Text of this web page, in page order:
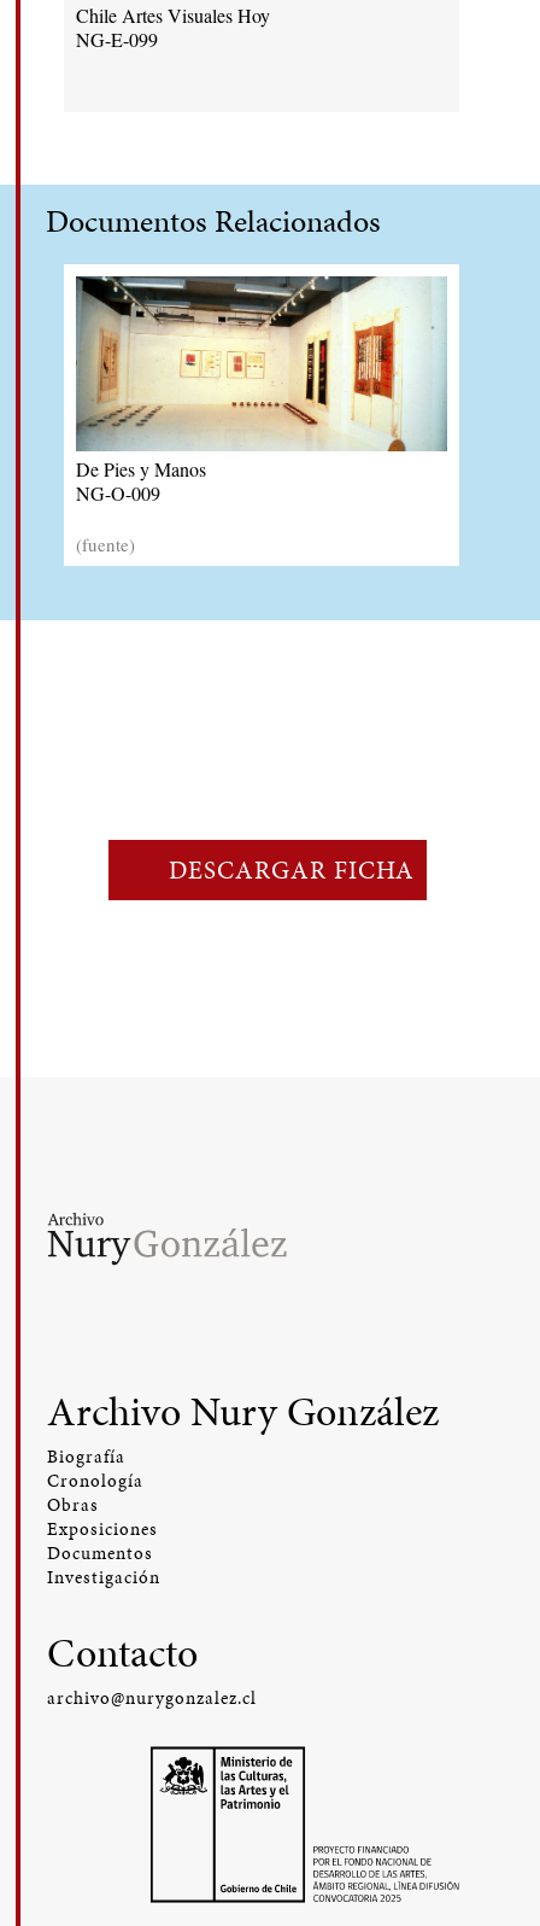
DESCARGAR FICHA
Chile Artes Visuales Hoy
NG-E-099
Documentos Relacionados
De Pies y Manos
NG-O-009
(fuente)
Archivo Nury González
Biografía
Cronología
Obras
Exposiciones
Documentos
Investigación
Contacto
archivo@nurygonzalez.cl